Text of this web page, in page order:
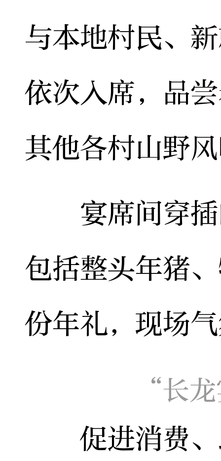
与本地村民、
依次入席，品
其他各村山野
宴席间穿插
包括整头年猪
份年礼，现场
“长
促进消费、